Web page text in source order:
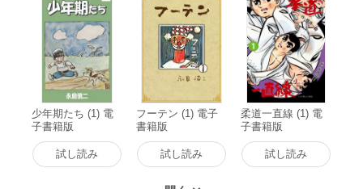
少年期たち (1) 電
子書籍版
試し読み
フーテン (1) 電子
書籍版
試し読み
柔道一直線 (1) 電
子書籍版
試し読み